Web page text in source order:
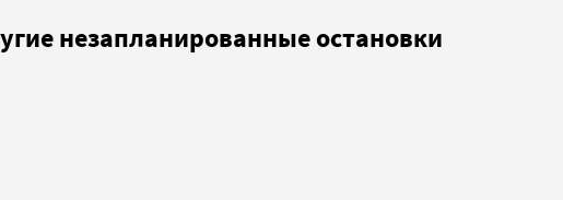
незапланированные остановки